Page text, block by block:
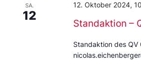
SA.
12
Standaktion –
12. Oktober 2024,
Standaktion des QV